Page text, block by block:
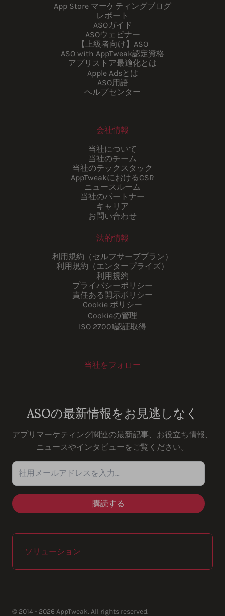
App Store マーケティングブログ
レポート
ASOガイド
ASOウェビナー
【上級者向け】ASO
ASO with AppTweak認定資格
アプリストア最適化とは
Apple Adsとは
ASO用語
ヘルプセンター
会社情報
当社について
当社のチーム
当社のテックスタック
AppTweakにおけるCSR
ニュースルーム
当社のパートナー
キャリア
お問い合わせ
法的情報
利用規約（セルフサーブプラン）
利用規約（エンタープライズ）
利用規約
プライバシーポリシー
責任ある開示ポリシー
Cookie ポリシー
Cookieの管理
ISO 27001認証取得
当社をフォロー
ASOの最新情報をお見逃しなく
アプリマーケティング関連の最新記事、お役立ち情報、
ニュースやインタビューをご覧ください。
社用メールアドレスを入力…
ソリューション
© 2014 - 2026 AppTweak. All rights reserved.